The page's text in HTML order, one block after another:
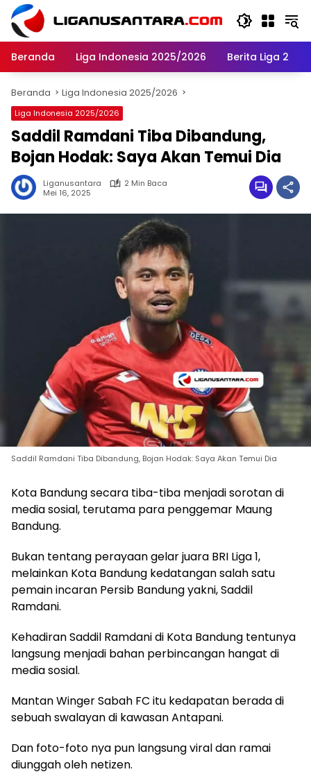
Langsung
konten
Beranda
Liga Indonesia 2025/2026 Berita Liga 2
Beranda Liga Indonesia 2025/2026
Liga Indonesia 2025/2026
Saddil Ramdani Tiba Dibandung,
Bojan Hodak: Saya Akan Temui Dia
Liganusantara
2 Min Baca
Mei 16, 2025
Saddil Ramdani Tiba Dibandung, Bojan Hodak: Saya Akan Temui Dia
Kota Bandung secara tiba-tiba menjadi sorotan di
media sosial, terutama para penggemar Maung
Bandung.
Bukan tentang perayaan gelar juara BRI Liga 1,
melainkan Kota Bandung kedatangan salah satu
pemain incaran Persib Bandung yakni, Saddil
Ramdani.
Kehadiran Saddil Ramdani di Kota Bandung tentunya
langsung menjadi bahan perbincangan hangat di
media sosial.
Mantan Winger Sabah FC itu kedapatan berada di
sebuah swalayan di kawasan Antapani.
Dan foto-foto nya pun langsung viral dan ramai
diunggah oleh netizen.